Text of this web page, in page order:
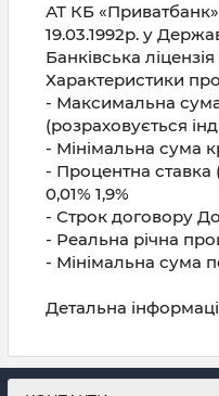
АТ КБ
19.03.1992р. у
Банківська
Характеристики
- Максимальна
(розраховується
- Мінімальна сума
- Процентна ставка
0,01% 1,9%
- Строк договору
- Реальна річна
- Мінімальна сума
Детальна